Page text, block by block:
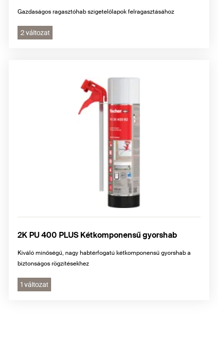
Gazdaságos ragasztóhab szigetelőlapok felragasztásához
2 változat
2K PU 400 PLUS Kétkomponensű gyorshab
Kiváló minőségű, nagy habtérfogatú kétkomponensű gyorshab a
biztonságos rögzítésekhez
1 változat